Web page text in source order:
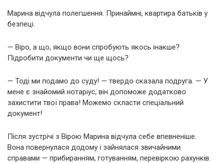
Марина відчула полегшення. Принаймні, квартира батьків у
безпеці.
— Віро, а що, якщо вони спробують якось інакше?
Підробити документи чи ще щось?
— Тоді ми подамо до суду! — твердо сказала подруга. — У
мене є знайомий нотаріус, він допоможе додатково
захистити твої права! Можемо скласти спеціальний
документ!
Після зустрічі з Вірою Марина відчула себе впевненіше.
Вона повернулася додому і зайнялася звичайними
справами — прибиранням, готуванням, перевіркою рахунків.